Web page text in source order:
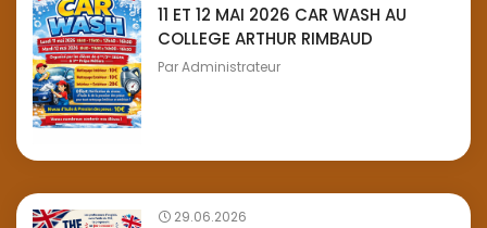
11 ET 12 MAI 2026 CAR WASH AU
COLLEGE ARTHUR RIMBAUD
ParAdministrateur
29.06.2026